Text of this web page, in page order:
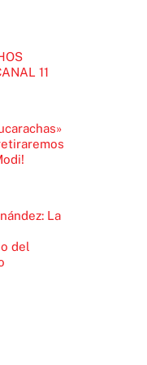
11
La
del